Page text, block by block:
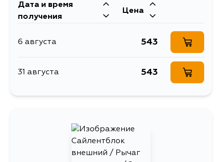
Дата и время
получения
Цена
6 августа 543
31 августа 543